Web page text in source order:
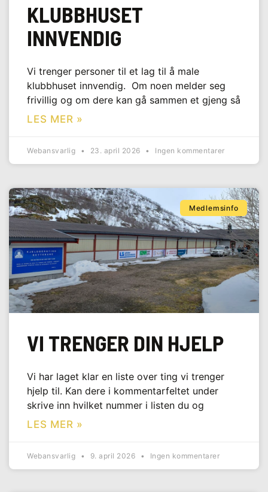
KLUBBHUSET
INNVENDIG
Vi trenger personer til et lag til å male
klubbhuset innvendig. Om noen melder seg
frivillig og om dere kan gå sammen et gjeng så
LES MER »
Webansvarlig 23. april 2026 Ingen kommentarer
Medlemsinfo
VI TRENGER DIN HJELP
Vi har laget klar en liste over ting vi trenger
hjelp til. Kan dere i kommentarfeltet under
skrive inn hvilket nummer i listen du og
LES MER »
Webansvarlig 9. april 2026 Ingen kommentarer